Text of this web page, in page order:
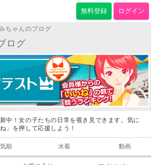
無料登録 ログイン
ちゃんのブログ
ログ
中！女の子たちの日常を覗き見できます。気に
」を押して応援しよう！
順 水着 動画